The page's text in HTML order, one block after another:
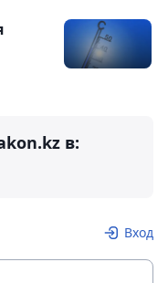
в:
Вход